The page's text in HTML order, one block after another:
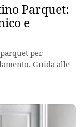
Parquet:
e
per
Guida alle